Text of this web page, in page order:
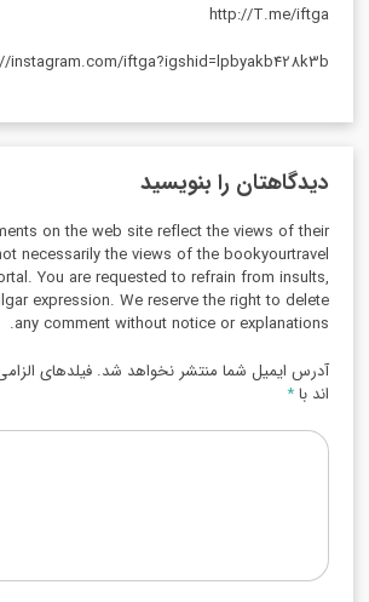
http://T.me/iftga
instagram.com/iftga?igshid=lpbyakb428k3b
دیدگاهتان را بنویسید
on the web site reflect the views of their
necessarily the views of the bookyourtravel
You are requested to refrain from insults,
expression. We reserve the right to delete
any comment without notice or explanations.
آدرس ایمیل شما منتشر نخواهد شد. فیلدهای
اند با*